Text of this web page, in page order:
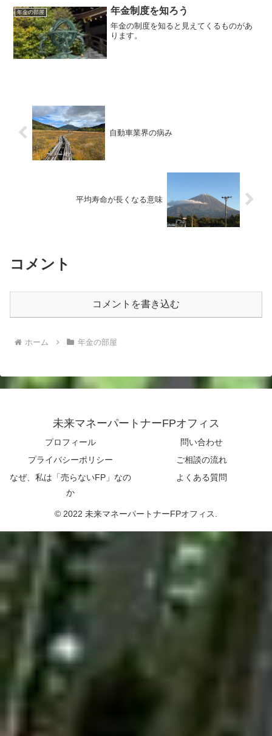
年金の部屋 年金制度を知ろう
年金の制度を知ると見えてくるものがあ
ります。
自動車業界の病み
平均寿命が長くなる意味
コメント
コメントを書き込む
ホーム 年金の部屋
未来マネーパートナーFPオフィス
プロフィール
問い合わせ
プライバシーポリシー
ご相談の流れ
なぜ、私は「売らないFP」なの
か
よくある質問
© 2022 未来マネーパートナーFPオフィス.